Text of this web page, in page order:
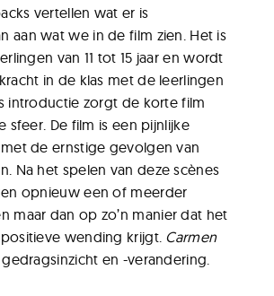
vertellen wat er is
aan wat we in de film zien. Het is
van 11 tot 15 jaar en wordt
in de klas met de leerlingen
introductie zorgt de korte film
sfeer. De film is een pijnlijke
de ernstige gevolgen van
Na het spelen van deze scènes
opnieuw een of meerder
maar dan op zo’n manier dat het
wending krijgt. Carmen
en -verandering.